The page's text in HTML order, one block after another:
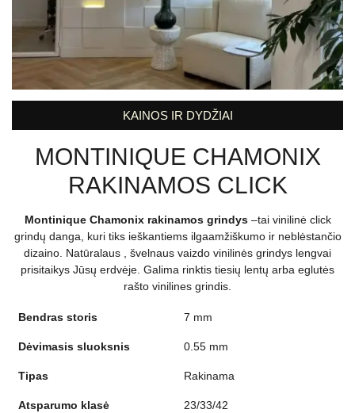
KAINOS IR DYDŽIAI
MONTINIQUE CHAMONIX
RAKINAMOS CLICK
Montinique Chamonix rakinamos grindys–tai vinilinė click
grindų danga, kuri tiks ieškantiems ilgaamžiškumo ir neblėstančio
dizaino. Natūralaus , švelnaus vaizdo vinilinės grindys lengvai
prisitaikys Jūsų erdvėje. Galima rinktis tiesių lentų arba eglutės
rašto vinilines grindis.
Bendras storis 7 mm
Dėvimasis sluoksnis 0.55 mm
Tipas Rakinama
Atsparumo klasė 23/33/42